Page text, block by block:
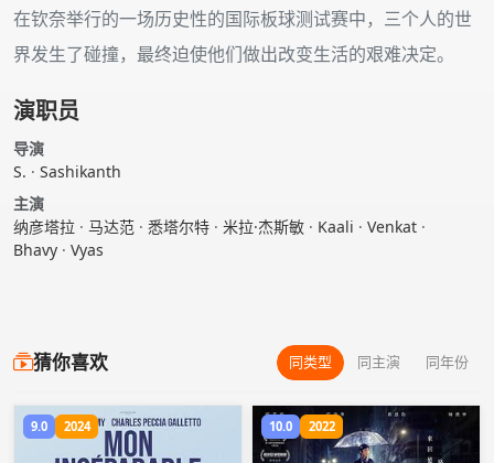
在钦奈举行的一场历史性的国际板球测试赛中，三个人的世
界发生了碰撞，最终迫使他们做出改变生活的艰难决定。
演职员
导演
S. · Sashikanth
主演
纳彦塔拉 · 马达范 · 悉塔尔特 · 米拉·杰斯敏 · Kaali · Venkat ·
Bhavy · Vyas
猜你喜欢 同类型 同主演 同年份
9.0 2024 10.0 2022